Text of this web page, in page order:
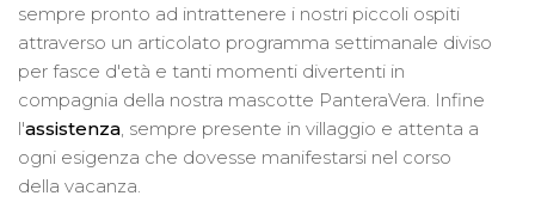
sempre pronto ad intrattenere i nostri piccoli ospiti
attraverso un articolato programma settimanale diviso
per fasce d'età e tanti momenti divertenti in
compagnia della nostra mascotte PanteraVera. Infine
l'assistenza , sempre presente in villaggio e attenta a
ogni esigenza che dovesse manifestarsi nel corso
della vacanza.